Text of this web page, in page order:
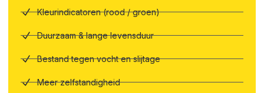
Kleurindicatoren (rood / groen)
Duurzaam & lange levensduur
Bestand tegen vocht en slijtage
Meer zelfstandigheid